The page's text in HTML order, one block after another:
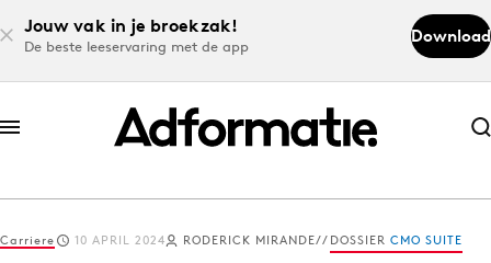
Jouw vak in je broekzak!
De beste leeservaring met de app
Download
Abonneer nu
Abonneer nu
Log in
Carriere 10 APRIL 2024 RODERICK MIRANDE DOSSIER CMO SUITE